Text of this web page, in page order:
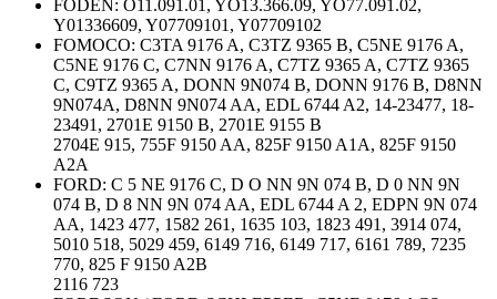
FODEN: O11.091.01, YO13.366.09, YO77.091.02,
Y01336609, Y07709101, Y07709102
FOMOCO: C3TA 9176 A, C3TZ 9365 B, C5NE 9176 A,
C5NE 9176 C, C7NN 9176 A, C7TZ 9365 A, C7TZ 9365
C, C9TZ 9365 A, DONN 9N074 B, DONN 9176 B, D8NN
9N074A, D8NN 9N074 AA, EDL 6744 A2, 14-23477, 18-
23491, 2701E 9150 B, 2701E 9155 B
2704E 915, 755F 9150 AA, 825F 9150 A1A, 825F 9150
A2A
FORD: C 5 NE 9176 C, D O NN 9N 074 B, D 0 NN 9N
074 B, D 8 NN 9N 074 AA, EDL 6744 A 2, EDPN 9N 074
AA, 1423 477, 1582 261, 1635 103, 1823 491, 3914 074,
5010 518, 5029 459, 6149 716, 6149 717, 6161 789, 7235
770, 825 F 9150 A2B
2116 723